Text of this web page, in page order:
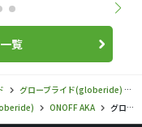
覧
グローブライド(globeride)
ONOFF AKA グローブライド／ONOFF AKA／オノフ AKA フェアウェイ アームズ ラディカルスプーンの口コミ評価